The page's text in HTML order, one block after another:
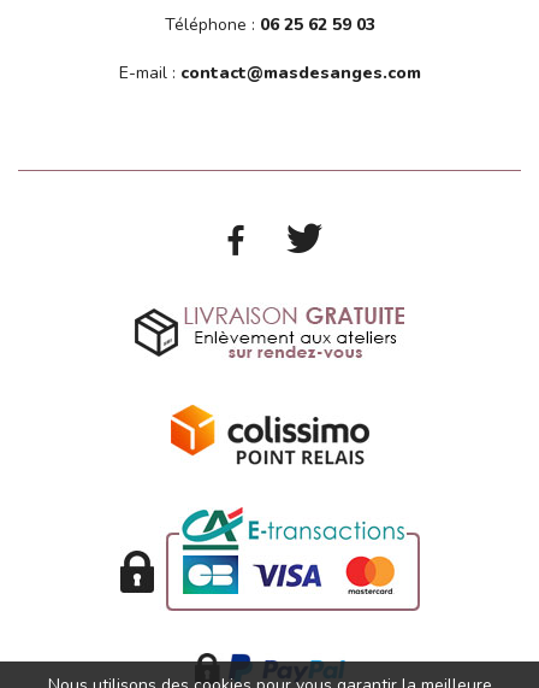
Téléphone : 06 25 62 59 03
E-mail : contact@masdesanges.com